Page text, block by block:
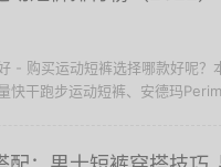
- 购买运动短裤选择哪款好呢
快干跑步运动短裤、安德玛